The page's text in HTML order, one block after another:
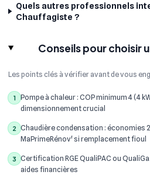
Quels autres professionnels
Chauffagiste ?
Conseils pour choisir
Les points clés à vérifier avant de vous
1
Pompe à chaleur : COP minimum 4 (4
dimensionnement crucial
2
Chaudière condensation : économies
MaPrimeRénov' si remplacement fioul
3
Certification RGE QualiPAC ou
aides financières